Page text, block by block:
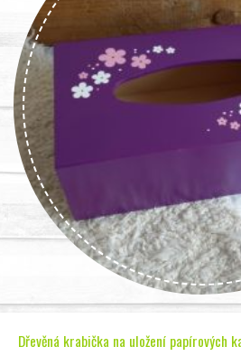
Dřevěná krabička na uložení papírových